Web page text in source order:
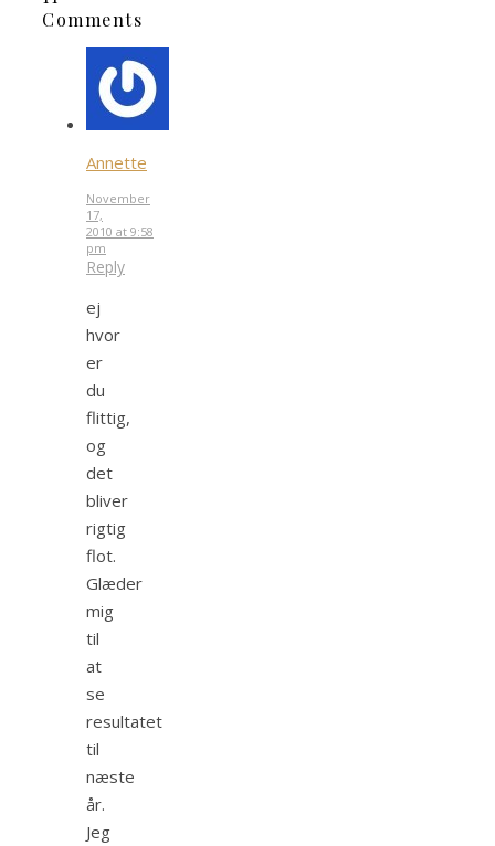
Comments
Annette
November
17,
2010 at 9:58
pm
Reply
ej
hvor
er
du
flittig,
og
det
bliver
rigtig
flot.
Glæder
mig
til
at
se
resultatet
til
næste
år.
Jeg